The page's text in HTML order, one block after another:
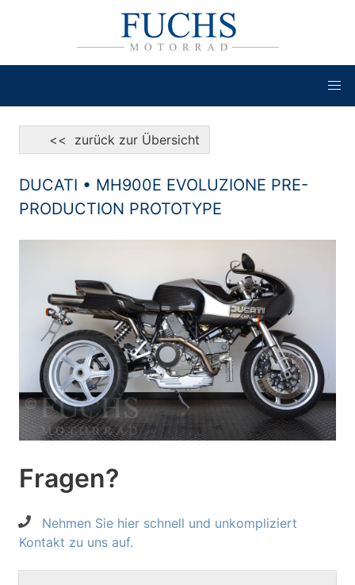
<< zurück zur Übersicht
DUCATI • MH900E EVOLUZIONE PRE-
PRODUCTION PROTOTYPE
Fragen?
Nehmen Sie hier schnell und unkompliziert
Kontakt zu uns auf.